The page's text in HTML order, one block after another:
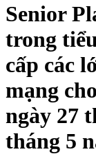
Senior
trong
cấp các
mạng
ngày 27
tháng 5